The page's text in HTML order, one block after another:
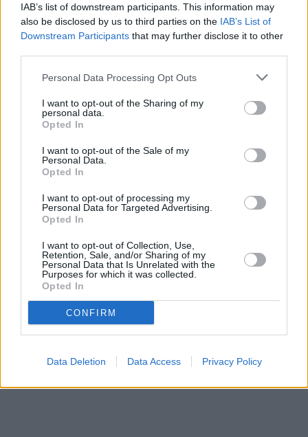
IAB’s list of downstream participants. This information may
also be disclosed by us to third parties on the IAB’s List of
Downstream Participants that may further disclose it to other
Personal Data Processing Opt Outs
I want to opt-out of the Sharing of my
personal data.
Opted In
I want to opt-out of the Sale of my
Personal Data.
Opted In
I want to opt-out of processing my
Personal Data for Targeted Advertising.
Opted In
I want to opt-out of Collection, Use,
Retention, Sale, and/or Sharing of my
Personal Data that Is Unrelated with the
Purposes for which it was collected.
Opted In
CONFIRM
Data Deletion Data Access Privacy Policy